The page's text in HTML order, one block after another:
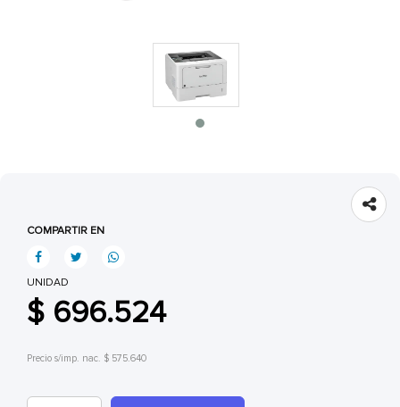
COMPARTIR EN
UNIDAD
$ 696.524
Precio s/imp. nac. $ 575.640